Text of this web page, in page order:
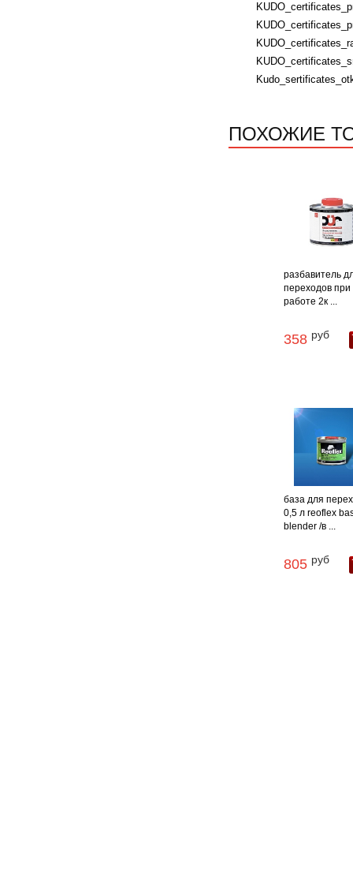
ПОХОЖИЕ
разбавитель
переходов при
работе 2к ...
358 руб
база для
0,5 л reoflex
blender /в ...
805 руб